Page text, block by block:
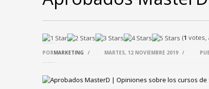
(1 votes,
PORMARKETING / MARTES, 12 NOVIEMBRE 2019 /